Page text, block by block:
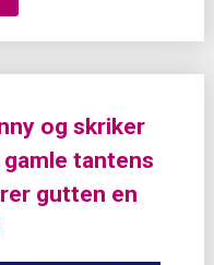
og skriker
tantens
gutten en